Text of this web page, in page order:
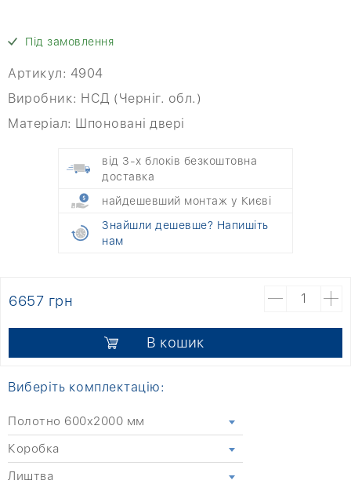
Під замовлення
Артикул: 4904
Виробник: НСД (Черніг. обл.)
Матеріал: Шпоновані двері
від 3-х блоків безкоштовна
доставка
найдешевший монтаж у Києві
Знайшли дешевше? Напишіть
нам
6657 грн
В кошик
Виберіть комплектацію:
Полотно 600x2000 мм
Коробка
Лиштва